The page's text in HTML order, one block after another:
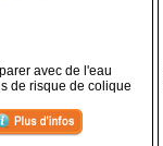
avec de l'eau
de risque de colique